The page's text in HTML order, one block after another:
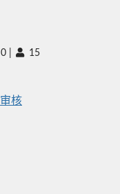
0 15
审核